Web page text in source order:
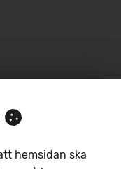
hemsidan ska